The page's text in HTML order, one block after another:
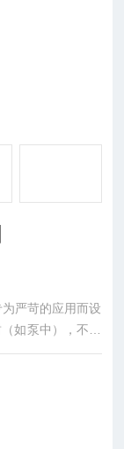
严苛的应用而设
如泵中），不受